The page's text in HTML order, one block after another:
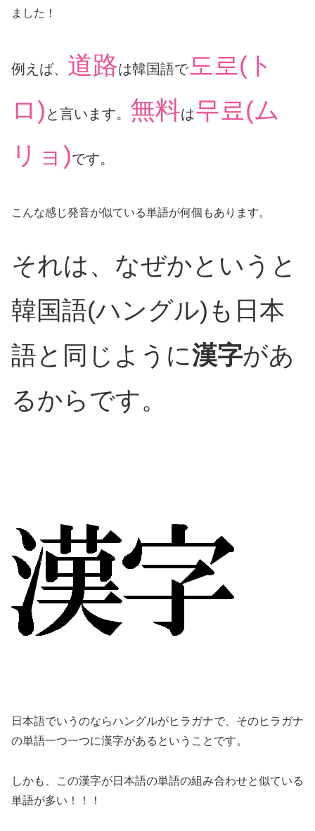
ました！
例えば、 道路は韓国語で도로(ト
ロ) と言います。 無料は무료(ム
リョ)です。
こんな感じ発音が似ている単語が何個もあります。
それは、なぜかというと
韓国語(ハングル)も日本
語と同じように漢字があ
るからです。
日本語でいうのならハングルがヒラガナで、そのヒラガナ
の単語一つ一つに漢字があるということです。
しかも、この漢字が日本語の単語の組み合わせと似ている
単語が多い！！！